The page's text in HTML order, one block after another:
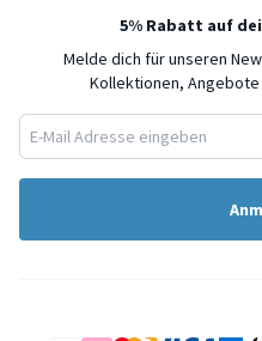
5% Rabatt auf
Melde dich für unseren
Kollektionen, Angebote